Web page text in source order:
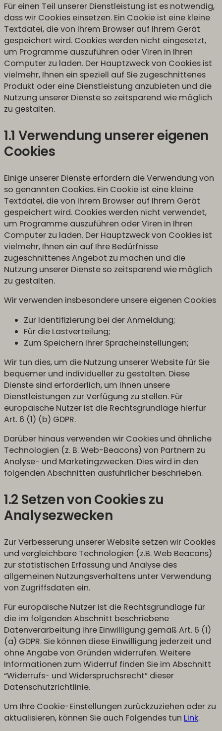
Für einen Teil unserer Dienstleistung ist es notwendig,
dass wir Cookies einsetzen. Ein Cookie ist eine kleine
Textdatei, die von Ihrem Browser auf Ihrem Gerät
gespeichert wird. Cookies werden nicht eingesetzt,
um Programme auszuführen oder Viren in Ihren
Computer zu laden. Der Hauptzweck von Cookies ist
vielmehr, Ihnen ein speziell auf Sie zugeschnittenes
Produkt oder eine Dienstleistung anzubieten und die
Nutzung unserer Dienste so zeitsparend wie möglich
zu gestalten.
1.1 Verwendung unserer eigenen
Cookies
Einige unserer Dienste erfordern die Verwendung von
so genannten Cookies. Ein Cookie ist eine kleine
Textdatei, die von Ihrem Browser auf Ihrem Gerät
gespeichert wird. Cookies werden nicht verwendet,
um Programme auszuführen oder Viren in Ihren
Computer zu laden. Der Hauptzweck von Cookies ist
vielmehr, Ihnen ein auf Ihre Bedürfnisse
zugeschnittenes Angebot zu machen und die
Nutzung unserer Dienste so zeitsparend wie möglich
zu gestalten.
Wir verwenden insbesondere unsere eigenen Cookies
Zur Identifizierung bei der Anmeldung;
Für die Lastverteilung;
Zum Speichern Ihrer Spracheinstellungen;
Wir tun dies, um die Nutzung unserer Website für Sie
bequemer und individueller zu gestalten. Diese
Dienste sind erforderlich, um Ihnen unsere
Dienstleistungen zur Verfügung zu stellen. Für
europäische Nutzer ist die Rechtsgrundlage hierfür
Art. 6 (1) (b) GDPR.
Darüber hinaus verwenden wir Cookies und ähnliche
Technologien (z. B. Web-Beacons) von Partnern zu
Analyse- und Marketingzwecken. Dies wird in den
folgenden Abschnitten ausführlicher beschrieben.
1.2 Setzen von Cookies zu
Analysezwecken
Zur Verbesserung unserer Website setzen wir Cookies
und vergleichbare Technologien (z.B. Web Beacons)
zur statistischen Erfassung und Analyse des
allgemeinen Nutzungsverhaltens unter Verwendung
von Zugriffsdaten ein.
Für europäische Nutzer ist die Rechtsgrundlage für
die im folgenden Abschnitt beschriebene
Datenverarbeitung Ihre Einwilligung gemäß Art. 6 (1)
(a) GDPR. Sie können diese Einwilligung jederzeit und
ohne Angabe von Gründen widerrufen. Weitere
Informationen zum Widerruf finden Sie im Abschnitt
“Widerrufs- und Widerspruchsrecht” dieser
Datenschutzrichtlinie.
Um Ihre Cookie-Einstellungen zurückzuziehen oder zu
aktualisieren, können Sie auch Folgendes tun Link.